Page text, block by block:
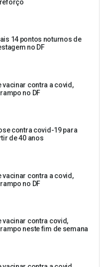
14 pontos noturnos de
no DF
vacinar contra a covid,
no DF
contra covid-19 para
de 40 anos
vacinar contra a covid,
no DF
vacinar contra covid,
neste fim de semana